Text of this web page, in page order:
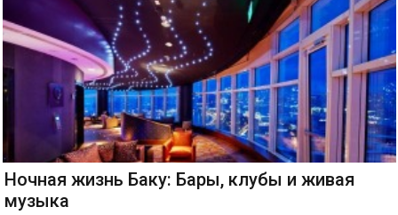
Ночная жизнь Баку: Бары, клубы и живая
музыка